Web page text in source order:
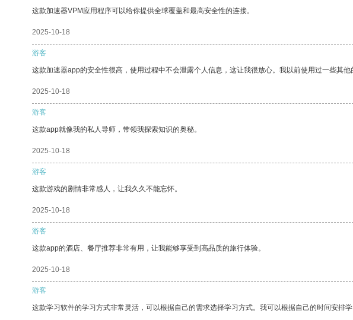
这款加速器VPM应用程序可以给你提供全球覆盖和最高安全性的连接。
2025-10-18
游客
这款加速器app的安全性很高，使用过程中不会泄露个人信息，这让我很放心。我以前使用过一些其
2025-10-18
游客
这款app就像我的私人导师，带领我探索知识的奥秘。
2025-10-18
游客
这款游戏的剧情非常感人，让我久久不能忘怀。
2025-10-18
游客
这款app的酒店、餐厅推荐非常有用，让我能够享受到高品质的旅行体验。
2025-10-18
游客
这款学习软件的学习方式非常灵活，可以根据自己的需求选择学习方式。我可以根据自己的时间安排学